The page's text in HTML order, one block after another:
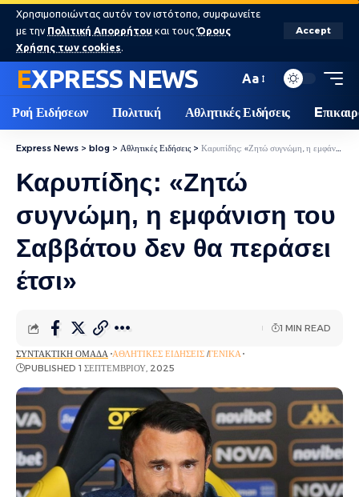
Χρησιμοποιώντας αυτόν τον ιστότοπο, συμφωνείτε
με την Πολιτική Απορρήτου και τους Όρους
Χρήσης των cookies.
Accept
EXPRESS NEWS Aa
Ροή Ειδήσεων Πολιτική Αθλητικές Ειδήσεις
Express News > blog > Αθλητικές Ειδήσεις > Καρυπίδης: «Ζητώ συγνώμη, η εμφάνιση του Σαββάτου δεν θα περάσει έτσι»
Καρυπίδης: «Ζητώ
συγνώμη, η εμφάνιση του
Σαββάτου δεν θα περάσει
έτσι»
ΣΥΝΤΑΚΤΙΚΉ ΟΜΆΔΑ ΑΘΛΗΤΙΚΈΣ ΕΙΔΉΣΕΙΣ ΓΕΝΙΚΆ
PUBLISHED 1 ΣΕΠΤΕΜΒΡΊΟΥ, 2025
1 MIN READ